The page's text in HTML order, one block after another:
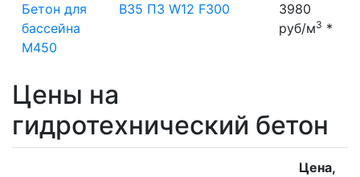
Бетон для
бассейна
М450
B35 П3 W12 F300
3980
руб/м3 *
Цены на
гидротехнический бетон
Цена,